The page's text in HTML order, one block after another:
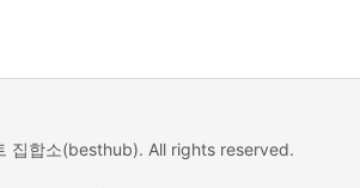
집합소(besthub). All rights reserved.